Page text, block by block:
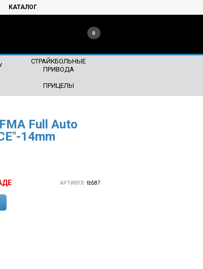
КАТАЛОГ
0
СТРАЙКБОЛЬНЫЕ
ПРИВОДА
ПРИЦЕЛЫ
Full Auto
14mm
АРТИКУЛ: tb587